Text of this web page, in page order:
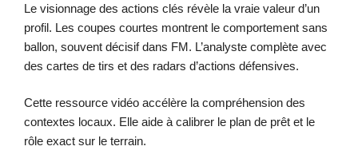
Le visionnage des actions clés révèle la vraie valeur d’un
profil. Les coupes courtes montrent le comportement sans
ballon, souvent décisif dans FM. L’analyste complète avec
des cartes de tirs et des radars d’actions défensives.
Cette ressource vidéo accélère la compréhension des
contextes locaux. Elle aide à calibrer le plan de prêt et le
rôle exact sur le terrain.